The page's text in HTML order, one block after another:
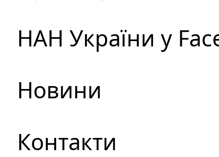
НАН України у
Новини
Контакти